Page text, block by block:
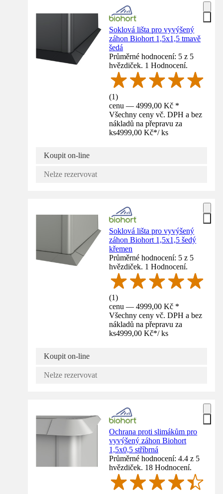
Soklová lišta pro vyvýšený
záhon Biohort 1,5x1,5 tmavě
šedá
Průměrné hodnocení: 5 z 5
hvězdiček. 1 Hodnocení.
(1)
cenu — 4999,00 Kč *
Všechny ceny vč. DPH a bez
nákladů na přepravu za
ks4999,00 Kč*/ ks
Koupit on-line
Nelze rezervovat
Soklová lišta pro vyvýšený
záhon Biohort 1,5x1,5 šedý
křemen
Průměrné hodnocení: 5 z 5
hvězdiček. 1 Hodnocení.
(1)
cenu — 4999,00 Kč *
Všechny ceny vč. DPH a bez
nákladů na přepravu za
ks4999,00 Kč*/ ks
Koupit on-line
Nelze rezervovat
Ochrana proti slimákům pro
vyvýšený záhon Biohort
1,5x0,5 stříbrná
Průměrné hodnocení: 4.4 z 5
hvězdiček. 18 Hodnocení.